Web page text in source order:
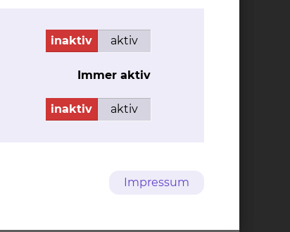
Braunschweig
Tel.:+49 531 595 2213
Fax: +49 531 595 2658
inaktiv aktiv
Immer aktiv
inaktiv aktiv
Impressum